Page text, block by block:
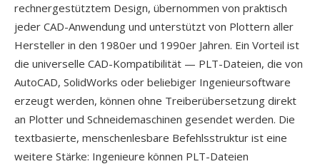
rechnergestütztem Design, übernommen von praktisch
jeder CAD-Anwendung und unterstützt von Plottern aller
Hersteller in den 1980er und 1990er Jahren. Ein Vorteil ist
die universelle CAD-Kompatibilität — PLT-Dateien, die von
AutoCAD, SolidWorks oder beliebiger Ingenieursoftware
erzeugt werden, können ohne Treiberübersetzung direkt
an Plotter und Schneidemaschinen gesendet werden. Die
textbasierte, menschenlesbare Befehlsstruktur ist eine
weitere Stärke: Ingenieure können PLT-Dateien